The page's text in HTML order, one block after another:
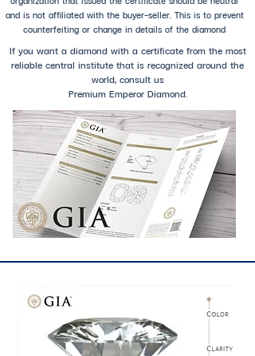
and is not affiliated with the buyer-seller. This is to prevent
counterfeiting or change in details of the diamond
If you want a diamond with a certificate from the most
reliable central institute that is recognized around the
world, consult us
Premium Emperor Diamond.